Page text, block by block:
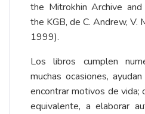
the Mitrokhin Archive
the KGB, de C. Andrew, V.
1999).
Los libros cumplen
muchas ocasiones,
encontrar motivos de vida;
equivalente, a elaborar